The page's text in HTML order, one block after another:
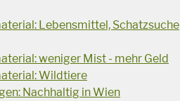
Lebensmittel, Schatzsuche
weniger Mist - mehr Geld
Wildtiere
Nachhaltig in Wien